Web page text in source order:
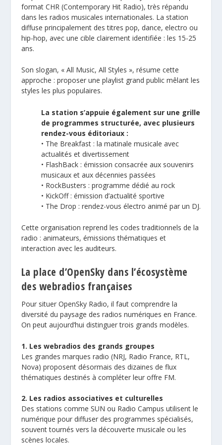
format CHR (Contemporary Hit Radio), très répandu
dans les radios musicales internationales. La station
diffuse principalement des titres pop, dance, electro ou
hip-hop, avec une cible clairement identifiée : les 15-25
ans.
Son slogan, « All Music, All Styles », résume cette
approche : proposer une playlist grand public mêlant les
styles les plus populaires.
La station s’appuie également sur une grille
de programmes structurée, avec plusieurs
rendez-vous éditoriaux :
• The Breakfast : la matinale musicale avec
actualités et divertissement
• FlashBack : émission consacrée aux souvenirs
musicaux et aux décennies passées
• RockBusters : programme dédié au rock
• KickOff : émission d’actualité sportive
• The Drop : rendez-vous électro animé par un DJ.
Cette organisation reprend les codes traditionnels de la
radio : animateurs, émissions thématiques et
interaction avec les auditeurs.
La place d’OpenSky dans l’écosystème
des webradios françaises
Pour situer OpenSky Radio, il faut comprendre la
diversité du paysage des radios numériques en France.
On peut aujourd’hui distinguer trois grands modèles.
1. Les webradios des grands groupes
Les grandes marques radio (NRJ, Radio France, RTL,
Nova) proposent désormais des dizaines de flux
thématiques destinés à compléter leur offre FM.
2. Les radios associatives et culturelles
Des stations comme SUN ou Radio Campus utilisent le
numérique pour diffuser des programmes spécialisés,
souvent tournés vers la découverte musicale ou les
scènes locales.